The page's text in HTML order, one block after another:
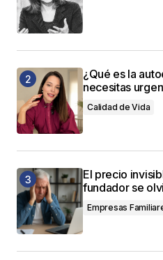
¿Qué es la
necesitas
Calidad de Vida
El precio
fundador se
Empresas